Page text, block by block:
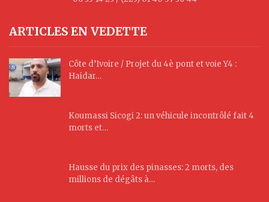
ARTICLES EN VEDETTE
Côte d’Ivoire / Projet du 4è pont et voie Y4 :
Haidar…
Koumassi Sicogi 2: un véhicule incontrôlé fait 4
morts et…
Hausse du prix des pinasses: 2 morts, des
millions de dégâts à…